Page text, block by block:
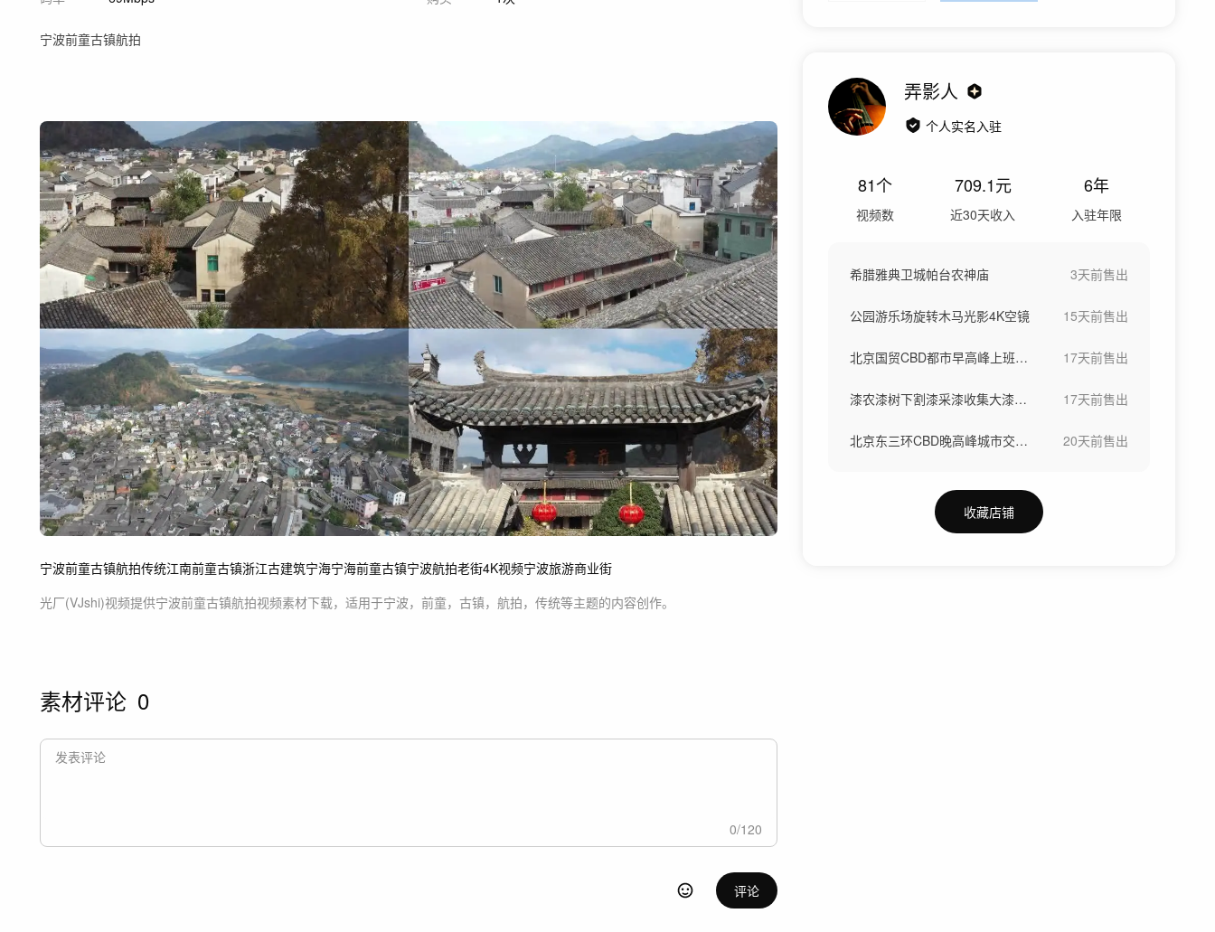
宁波前童古镇航拍
宁波前童古镇航拍传统江南前童古镇浙江古建筑宁海宁海前童古镇宁波航拍老街4K视频宁波旅游商业街
光厂(VJshi)视频提供宁波前童古镇航拍视频素材下载，适用于宁波，前童，古镇，航拍，传统等主题的内容创作。
素材评论 0
0/120
评论
弄影人
个人实名入驻
81个
视频数
709.1元
近30天收入
6年
入驻年限
希腊雅典卫城帕台农神庙 3天前售出
公园游乐场旋转木马光影4K空镜 15天前售出
北京国贸CBD都市早高峰上班人流 17天前售出
漆农漆树下割漆采漆收集大漆生漆过程 17天前售出
北京东三环CBD晚高峰城市交通堵车 20天前售出
收藏店铺